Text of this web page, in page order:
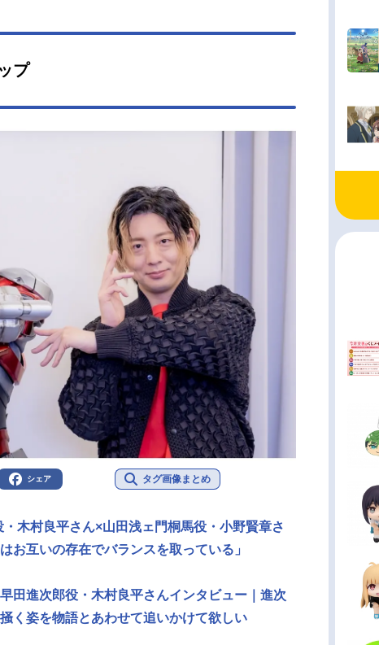
プ
シェア タグ画像まとめ
木村良平さん×山田浅ェ門桐馬役・小野賢章さ
お互いの存在でバランスを取っている」
田進次郎役・木村良平さんインタビュー｜進次
く姿を物語とあわせて追いかけて欲しい